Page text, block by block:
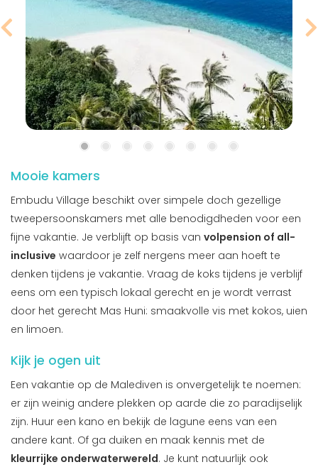
Mooie kamers
Embudu Village beschikt over simpele doch gezellige
tweepersoonskamers met alle benodigdheden voor een
fijne vakantie. Je verblijft op basis van volpension of all-
inclusive waardoor je zelf nergens meer aan hoeft te
denken tijdens je vakantie. Vraag de koks tijdens je verblijf
eens om een typisch lokaal gerecht en je wordt verrast
door het gerecht Mas Huni: smaakvolle vis met kokos, uien
en limoen.
Kijk je ogen uit
Een vakantie op de Malediven is onvergetelijk te noemen:
er zijn weinig andere plekken op aarde die zo paradijselijk
zijn. Huur een kano en bekijk de lagune eens van een
andere kant. Of ga duiken en maak kennis met de
kleurrijke onderwaterwereld. Je kunt natuurlijk ook